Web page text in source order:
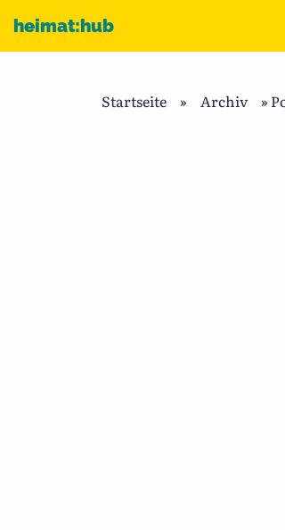
heimat:hub
Startseite » Archiv »